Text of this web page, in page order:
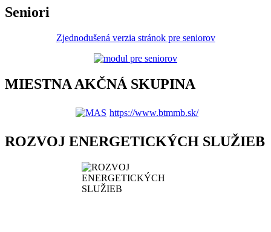
Seniori
Zjednodušená verzia stránok pre seniorov
MIESTNA AKČNÁ SKUPINA
https://www.btmmb.sk/
ROZVOJ ENERGETICKÝCH SLUŽIEB